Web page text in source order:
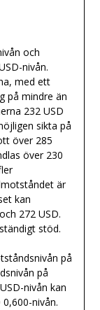
och
nivån.
med ett
på mindre än
232 USD
sikta på
över 285
över 230
är
kan
272 USD.
stöd.
på
på
nivån kan
nivån.